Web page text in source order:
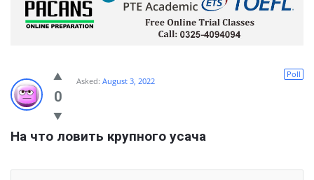
0
Poll
Asked: August 3, 2022
На что ловить крупного усача